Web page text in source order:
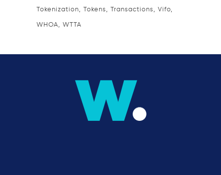
Tokenization Tokens Transactions Vifo
WHOA WTTA